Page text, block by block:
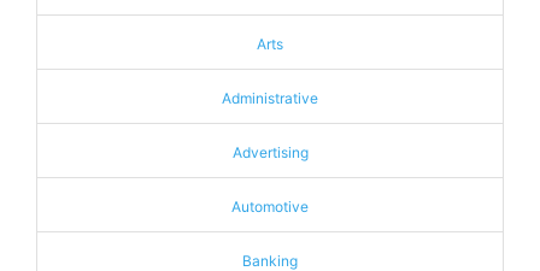
Arts
Administrative
Advertising
Automotive
Banking